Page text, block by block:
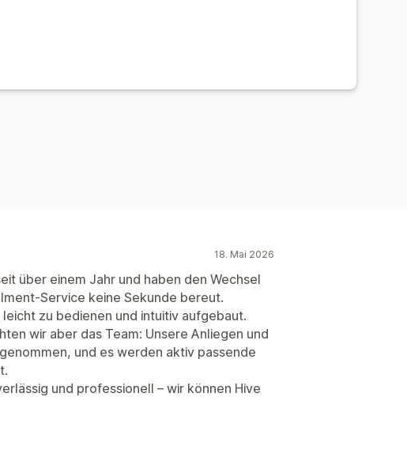
18. Mai 2026
über einem Jahr und haben den Wechsel
Service keine Sekunde bereut.
zu bedienen und intuitiv aufgebaut.
wir aber das Team: Unsere Anliegen und
und es werden aktiv passende
und professionell – wir können Hive